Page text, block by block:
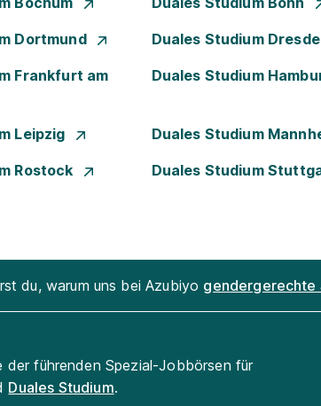
Dortmund Duales Studium
Frankfurt am
Duales Studium
Leipzig Duales Studium
Rostock Duales Studium
du, warum uns bei Azubiyo gendergerechte
der führenden Spezial-Jobbörsen für
Duales Studium.